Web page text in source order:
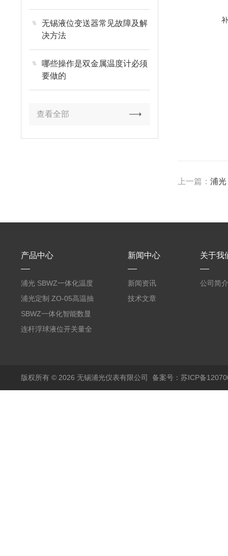
无锡液位变送器常见故障及解
决方法
哪些操作是双金属温度计必须
要做的
查看全部
上一篇：浦
产品中心
浦光 SBWZ一体化温度
变送器传感器 防爆热电
阻PT100 数显远传4-
20mA2
浦光定制 ZO-05高温抽
气式氧化锆分析仪 防爆
耐腐蚀检测仪
SBWZ一体化智能数显
温度变送器传感器防爆
连杆浮球液位开关量全
新闻中心
新闻资讯
技术文章
关于我
公司简介
版权所有 © 2026 无锡浦光仪表有限公司 备案号：苏ICP备